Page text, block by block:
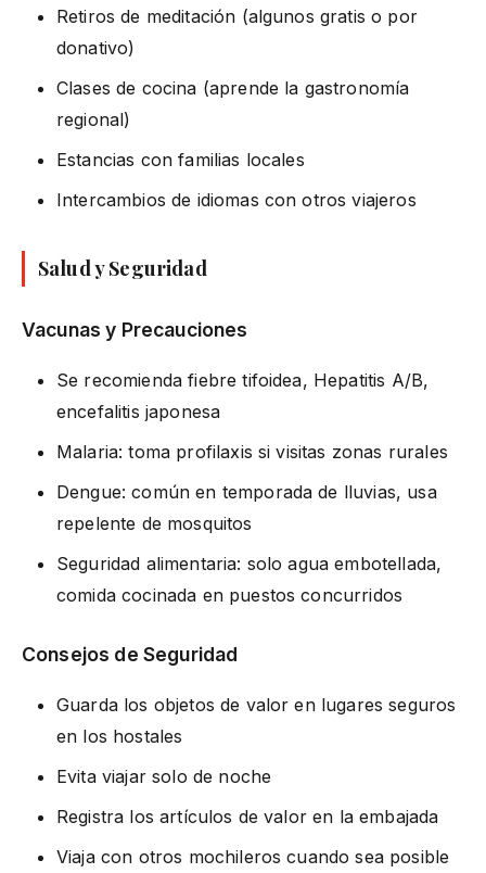
Retiros de meditación (algunos gratis o por
donativo)
Clases de cocina (aprende la gastronomía
regional)
Estancias con familias locales
Intercambios de idiomas con otros viajeros
Salud y Seguridad
Vacunas y Precauciones
Se recomienda fiebre tifoidea, Hepatitis A/B,
encefalitis japonesa
Malaria: toma profilaxis si visitas zonas rurales
Dengue: común en temporada de lluvias, usa
repelente de mosquitos
Seguridad alimentaria: solo agua embotellada,
comida cocinada en puestos concurridos
Consejos de Seguridad
Guarda los objetos de valor en lugares seguros
en los hostales
Evita viajar solo de noche
Registra los artículos de valor en la embajada
Viaja con otros mochileros cuando sea posible